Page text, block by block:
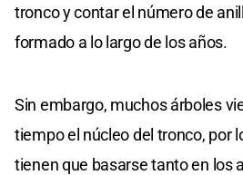
tronco y contar el número de
formado a lo largo de los años.
Sin embargo, muchos árboles
tiempo el núcleo del tronco, por
tienen que basarse tanto en los